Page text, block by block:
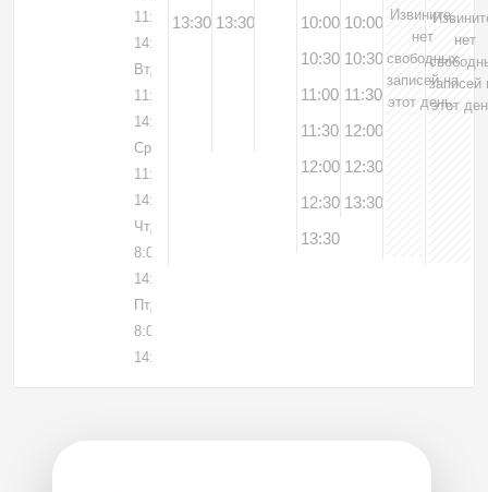
11:30-
14:00
Вт, 04
11:00-
14:00
Ср, 05
11:30-
14:00
Чт, 06
8:00-
14:00
Пт, 07
8:00-
14:00
13:30 13:30
10:00
10:30
11:00
11:30
12:00
12:30
13:30
10:00
10:30
11:30
12:00
12:30
13:30
Извините,
нет
свободных
записей на
этот день.
нет
записей
этот